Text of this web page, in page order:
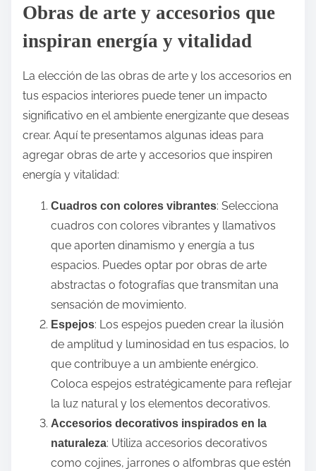
Obras de arte y accesorios que
inspiran energía y vitalidad
La elección de las obras de arte y los accesorios en
tus espacios interiores puede tener un impacto
significativo en el ambiente energizante que deseas
crear. Aquí te presentamos algunas ideas para
agregar obras de arte y accesorios que inspiren
energía y vitalidad:
Cuadros con colores vibrantes: Selecciona
cuadros con colores vibrantes y llamativos
que aporten dinamismo y energía a tus
espacios. Puedes optar por obras de arte
abstractas o fotografías que transmitan una
sensación de movimiento.
Espejos: Los espejos pueden crear la ilusión
de amplitud y luminosidad en tus espacios, lo
que contribuye a un ambiente enérgico.
Coloca espejos estratégicamente para reflejar
la luz natural y los elementos decorativos.
Accesorios decorativos inspirados en la
naturaleza: Utiliza accesorios decorativos
como cojines, jarrones o alfombras que estén